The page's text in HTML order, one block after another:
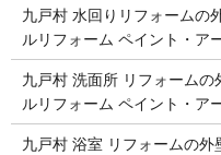
九戸村 水回りリフォームの
ルリフォーム ペイント・ア
九戸村 洗面所 リフォーム
ルリフォーム ペイント・ア
九戸村 浴室 リフォームの